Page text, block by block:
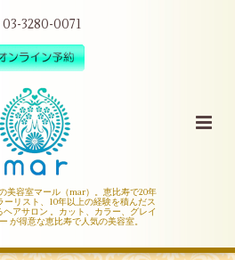
03-3280-0071
美容室マール（mar）。恵比寿で20年
ーリスト、10年以上の経験を積んだス
アサロン 。カット、カラー、グレイ
が得意な恵比寿で人気の美容室。